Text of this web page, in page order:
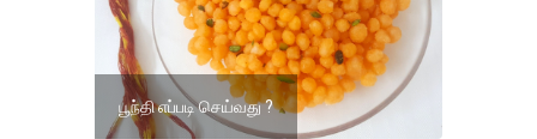
பூந்தி எப்படி செய்வது ?